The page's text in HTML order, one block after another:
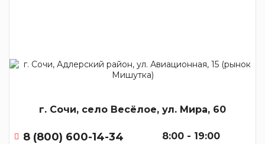
г. Сочи, село Весёлое, ул. Мира, 60
8 (800) 600-14-34 8:00 - 19:00